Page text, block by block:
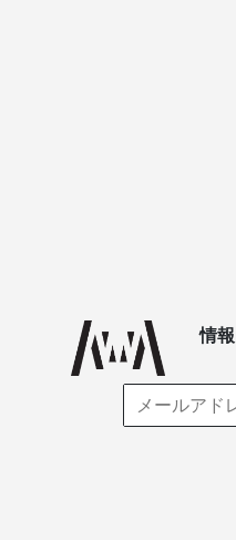
情報